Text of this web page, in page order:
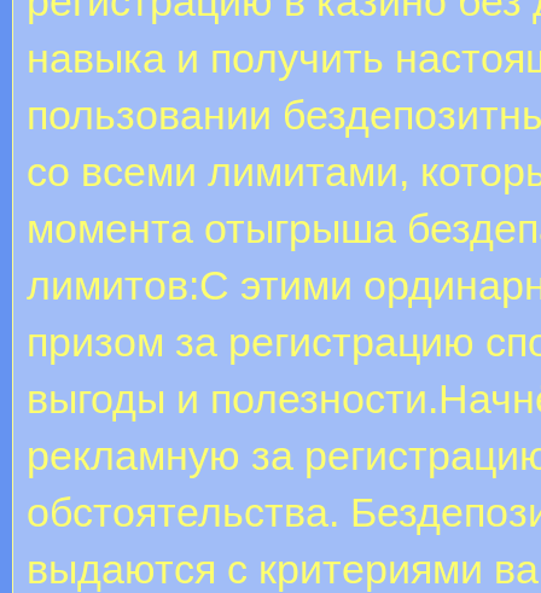
навыка и получить
пользовании
со всеми лимитами,
момента отыгрыша
лимитов:С этими
призом за регистрацию
выгоды и
рекламную за
обстоятельства.
выдаются с критериями